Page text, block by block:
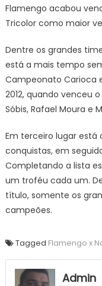
Flamengo acabou
Tricolor como maior
Dentre os grandes
está a mais tempo
Campeonato Carioca
2012, quando venceu
Sóbis, Rafael Moura e
Em terceiro lugar está
conquistas, em
Completando a lista
um troféu cada um.
título, somente os
campeões.
Tagged Flamengo x
Admin